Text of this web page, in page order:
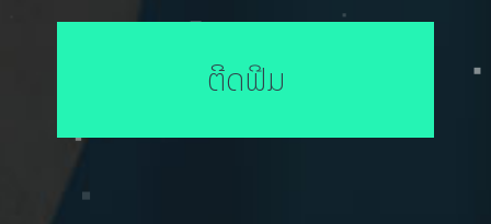
ຕີດຟີມ